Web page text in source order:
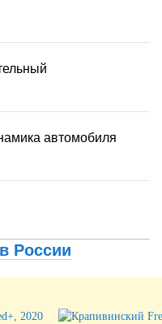
автомобиля
России